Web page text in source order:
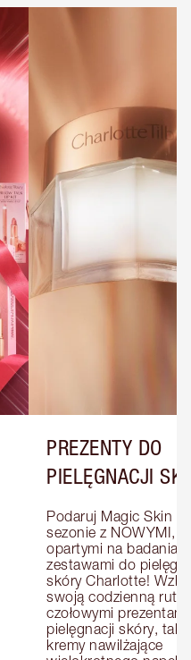
PREZENTY DO
PIELĘGNACJI
Podaruj Magic Skin w
sezonie z NOWYMI,
opartymi na
zestawami do
skóry Charlotte!
swoją codzienną
czołowymi
pielęgnacji skóry,
kremy nawilżające